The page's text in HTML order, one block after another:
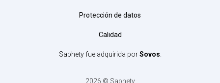
Protección de datos
Calidad
Saphety fue adquirida porSovos
2026 © Saphety